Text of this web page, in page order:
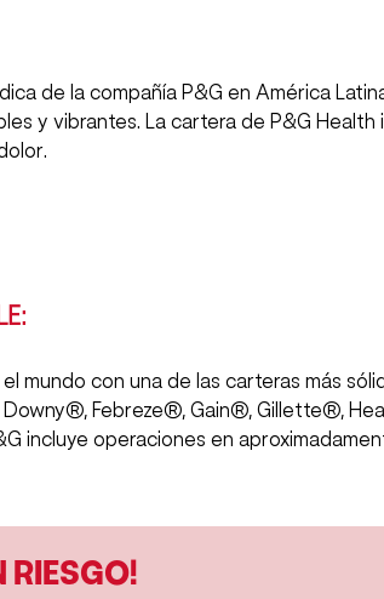
de la compañía P&G en América
y vibrantes. La cartera de P&G
mundo con una de las carteras más
Febreze®, Gain®, Gillette®,
incluye operaciones en
RIESGO!